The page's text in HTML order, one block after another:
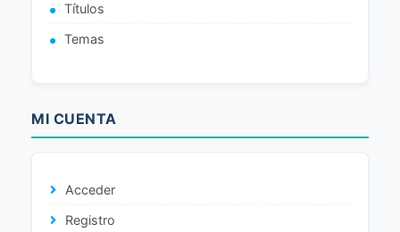
Títulos
Temas
MI CUENTA
Acceder
Registro